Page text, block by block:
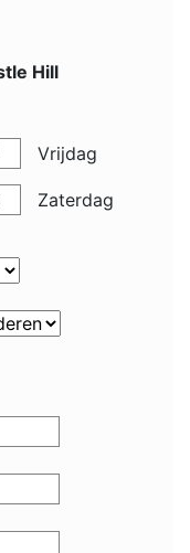
Hill
Vrijdag
Zaterdag